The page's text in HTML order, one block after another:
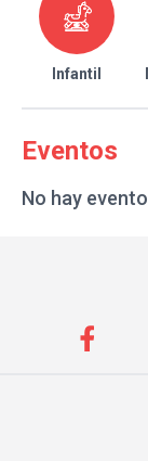
Infantil
Eventos
No hay